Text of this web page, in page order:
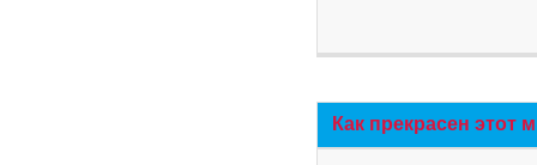
Как прекрасен этот